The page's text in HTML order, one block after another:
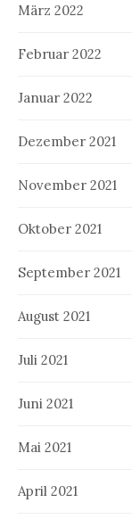
März 2022
Februar 2022
Januar 2022
Dezember 2021
November 2021
Oktober 2021
September 2021
August 2021
Juli 2021
Juni 2021
Mai 2021
April 2021